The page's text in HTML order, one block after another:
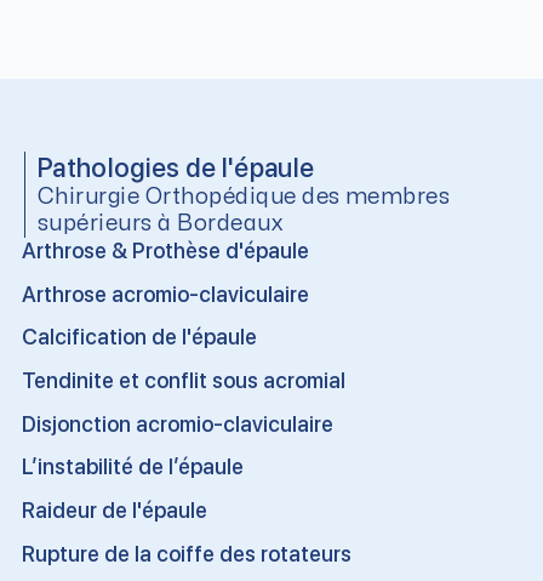
Pathologies de l'épaule
Chirurgie Orthopédique des membres
supérieurs à Bordeaux
Arthrose & Prothèse d'épaule
Arthrose acromio-claviculaire
Calcification de l'épaule
Tendinite et conflit sous acromial
Disjonction acromio-claviculaire
L’instabilité de l’épaule
Raideur de l'épaule
Rupture de la coiffe des rotateurs